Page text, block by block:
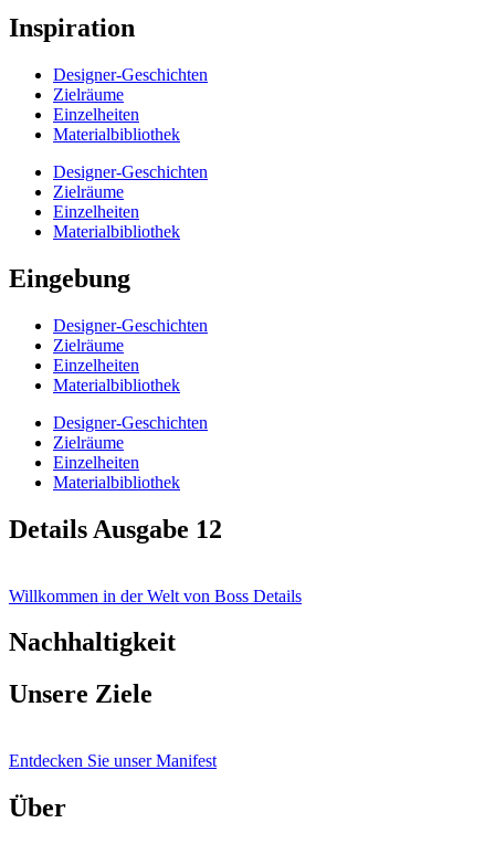
Inspiration
Designer-Geschichten
Zielräume
Einzelheiten
Materialbibliothek
Designer-Geschichten
Zielräume
Einzelheiten
Materialbibliothek
Eingebung
Designer-Geschichten
Zielräume
Einzelheiten
Materialbibliothek
Designer-Geschichten
Zielräume
Einzelheiten
Materialbibliothek
Details Ausgabe 12
Willkommen in der Welt von Boss Details
Nachhaltigkeit
Unsere Ziele
Entdecken Sie unser Manifest
Über